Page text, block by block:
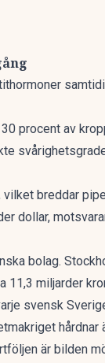
procent av
vilket breddar
dollar,
bolag.
11,3 miljarder
svensk
hårdnar
är bilden